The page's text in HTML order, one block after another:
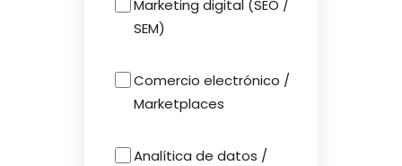
Marketing digital (SEO /
SEM)
Comercio electrónico /
Marketplaces
Analítica de datos /